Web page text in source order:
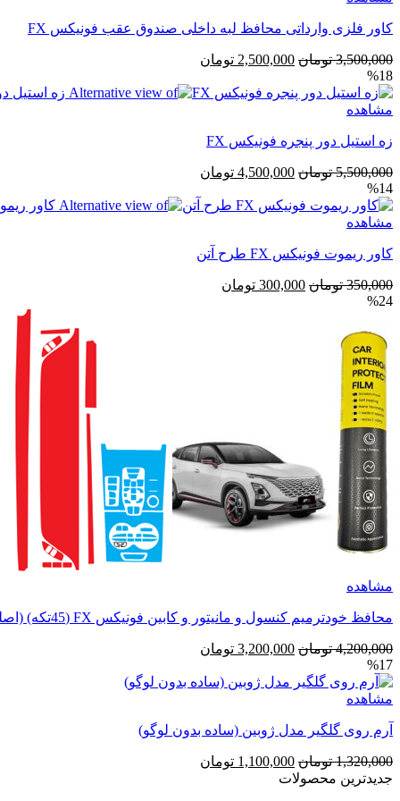
کاور فلزی وارداتی محافظ لبه داخلی صندوق عقب فونیکس FX
3,500,000 تومان قیمت
3,500,000 تومان
2,500,000 تومان
2,500,000 تومان
%18
مشاهده
زه استیل دور پنجره فونيكس FX
5,500,000 تومان قیمت
5,500,000 تومان
4,500,000 تومان
4,500,000 تومان
%14
مشاهده
کاور ریموت فونیکس FX طرح آتن
350,000 تومان قیمت
300,000 تومان
%24
مشاهده
محافظ خودترمیم کنسول و مانیتور و کابین فونیکس FX (45تکه) (اصلی وارداتی درجه یک)
4,200,000 تومان قیمت
4,200,000 تومان
3,200,000 تومان
3,200,000 تومان
%17
مشاهده
آرم روی گلگیر مدل ژوبین (ساده بدون لوگو)
1,320,000 تومان قیمت
اصلی
1,100,000 تومان
جدیدترین محصولات